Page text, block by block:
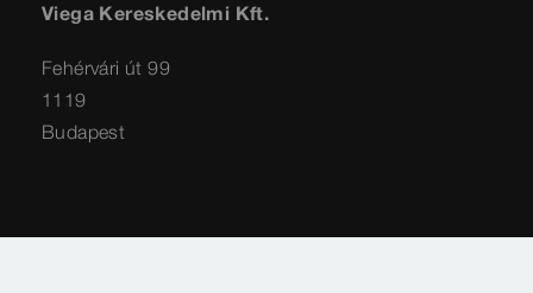
Viega Kereskedelmi Kft.
Fehérvári út 99
1119
Budapest